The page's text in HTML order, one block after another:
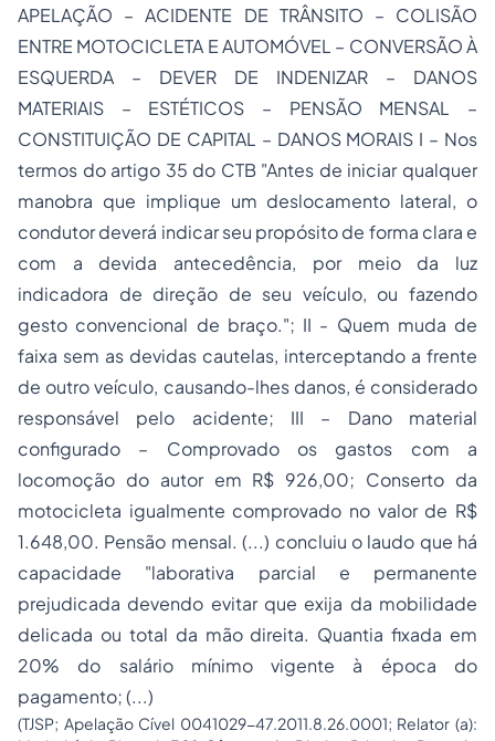
APELAÇÃO – ACIDENTE DE TRÂNSITO – COLISÃO
ENTRE MOTOCICLETA E AUTOMÓVEL – CONVERSÃO À
ESQUERDA – DEVER DE INDENIZAR – DANOS
MATERIAIS – ESTÉTICOS – PENSÃO MENSAL –
CONSTITUIÇÃO DE CAPITAL – DANOS MORAIS I – Nos
termos do artigo 35 do CTB "Antes de iniciar qualquer
manobra que implique um deslocamento lateral, o
condutor deverá indicar seu propósito de forma clara e
com a devida antecedência, por meio da luz
indicadora de direção de seu veículo, ou fazendo
gesto convencional de braço."; II - Quem muda de
faixa sem as devidas cautelas, interceptando a frente
de outro veículo, causando-lhes danos, é considerado
responsável pelo acidente; III – Dano material
configurado – Comprovado os gastos com a
locomoção do autor em R$ 926,00; Conserto da
motocicleta igualmente comprovado no valor de R$
1.648,00. Pensão mensal. (...) concluiu o laudo que há
capacidade "laborativa parcial e permanente
prejudicada devendo evitar que exija da mobilidade
delicada ou total da mão direita. Quantia fixada em
20% do salário mínimo vigente à época do
pagamento; (...)
(TJSP; Apelação Cível 0041029-47.2011.8.26.0001; Relator (a):